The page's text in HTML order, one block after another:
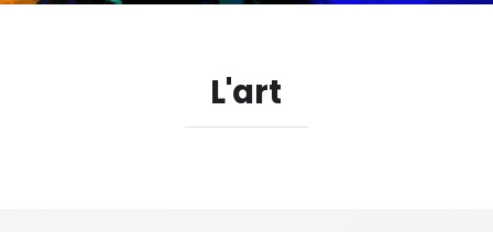
L'art